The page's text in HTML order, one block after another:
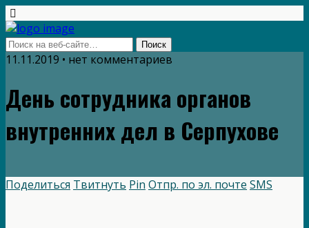
11.11.2019 • нет комментариев
День сотрудника органов
внутренних дел в Серпухове
Поделиться Твитнуть Pin Отпр. по эл. почте SMS